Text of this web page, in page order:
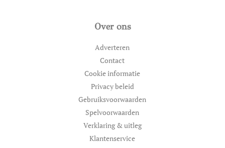
Over ons
Adverteren
Contact
Cookie informatie
Privacy beleid
Gebruiksvoorwaarden
Spelvoorwaarden
Verklaring & uitleg
Klantenservice